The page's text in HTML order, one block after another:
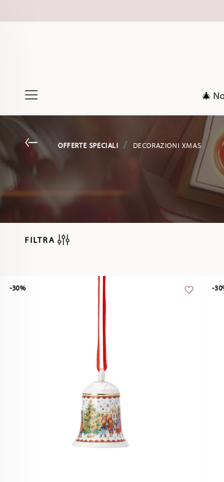
🎄
Go backOFFERTE SPECIALI DECORAZIONI XMAS
FILTRA
-30% -